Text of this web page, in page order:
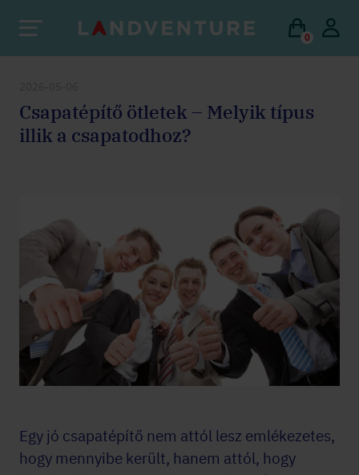
0
Csapatépítő ötletek – Melyik típus
illik a csapatodhoz?
Egy jó csapatépítő nem attól lesz emlékezetes,
hogy mennyibe került, hanem attól, hogy